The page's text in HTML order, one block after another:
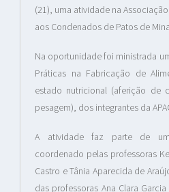
(21), uma atividade na
aos Condenados de Patos de
Na oportunidade foi ministrada
Práticas na Fabricação de
estado nutricional (aferição de
pesagem), dos integrantes da
A atividade faz parte de
coordenado pelas professoras
Castro e Tânia Aparecida de
das professoras Ana Clara